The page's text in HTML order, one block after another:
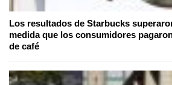
Los resultados de Starbucks
medida que los consumidores
de café